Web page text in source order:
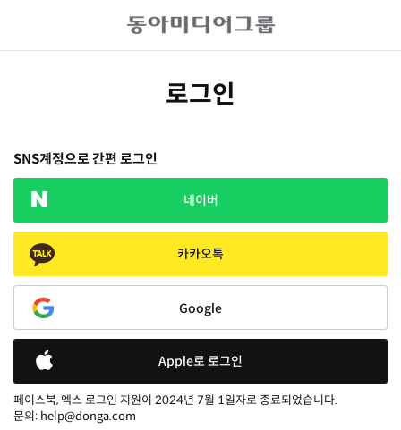
로그인
SNS계정으로 간편 로그인
네이버
카카오톡
Google
Apple로 로그인
페이스북, 엑스 로그인 지원이 2024년 7월 1일자로 종료되었습니다.
문의: help@donga.com